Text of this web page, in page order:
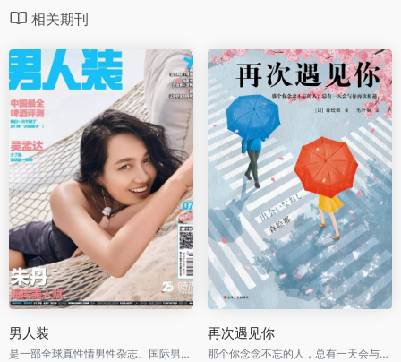
相关期刊
男人装
是一部全球真性情男性杂志、国际男性杂志市场的当红杂志
再次遇见你
那个你念念不忘的人，总有一天会与你再次相遇。